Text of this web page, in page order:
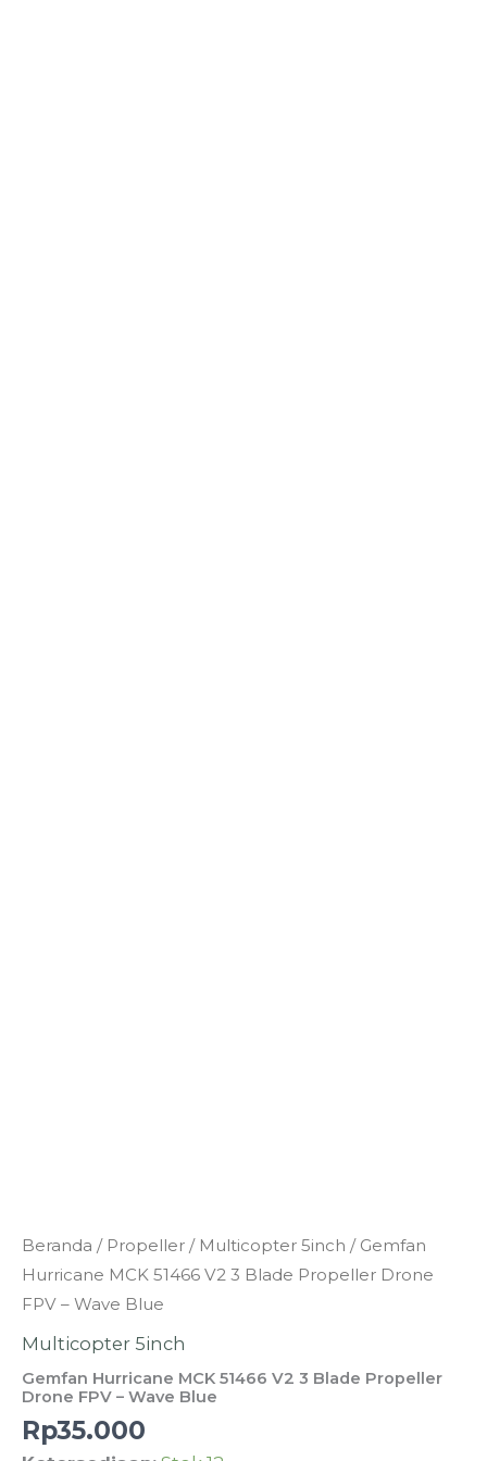
Beranda / Propeller / Multicopter 5inch / Gemfan
Hurricane MCK 51466 V2 3 Blade Propeller Drone
FPV – Wave Blue
Multicopter 5inch
Gemfan Hurricane MCK 51466 V2 3 Blade Propeller
Drone FPV – Wave Blue
Rp35.000
Kuantitas
Gemfan
Hurricane
MCK
V2
3
Blade